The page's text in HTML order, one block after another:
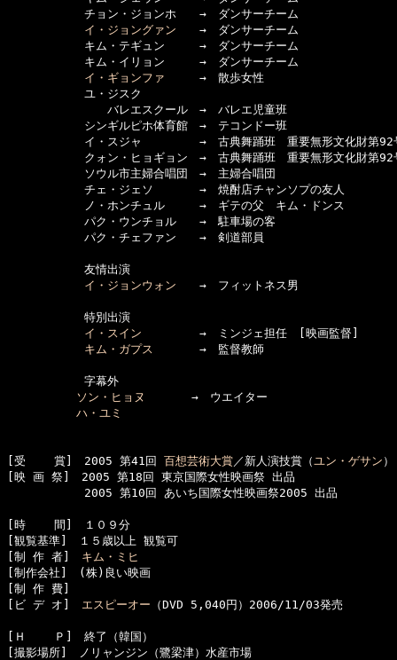
      　　　チョン・ジョンホ　　→　ダンサーチーム
イ・ジョングァン →　ダンサーチーム
      　　　キム・テギュン　　　→　ダンサーチーム
      　　　キム・イリョン　　　→　ダンサーチーム
イ・ギョンファ →　散歩女性
      　　　ユ・ジスク
      　　　　　バレエスクール　→　バレエ児童班
      　　　シンギルピホ体育館　→　テコンドー班
　　　イ・スジャ　　　　　→　古典舞踊班　重要無形文化財第92
　　　クォン・ヒョギョン　→　古典舞踊班　重要無形文化財第92
      　　　ソウル市主婦合唱団　→　主婦合唱団
      　　　チェ・ジェソ　　　　→　焼酎店チャンソプの友人
      　　　ノ・ホンチュル　　　→　ギテの父　キム・ドンス
      　　　パク・ウンチョル　　→　駐車場の客
      　　　パク・チェファン　　→　剣道部員
      　　　友情出演
イ・ジョンウォン →　フィットネス男
      　　　特別出演
イ・スイン →　ミンジェ担任　[映画監督]
キム・ガプス →　監督教師
      　　　字幕外
ソン・ヒョヌ
→　ウエイター
ハ・ユミ
[受    賞]　2005 第41回 百想芸術大賞／新人演技賞（ユン・ゲサン ）
[映 画 祭]　2005 第18回 東京国際女性映画祭 出品
      　　　2005 第10回 あいち国際女性映画祭2005 出品
[時    間]　１０９分
[観覧基準]　１５歳以上 観覧可
[制 作 者] キム・ミヒ
[制作会社]　(株)良い映画
[制 作 費]
[ビ デ オ] エスピーオー （DVD 5,040円）2006/11/03発売
[Ｈ    Ｐ]　終了（韓国）
[撮影場所]　ノリャンジン（鷺梁津）水産市場